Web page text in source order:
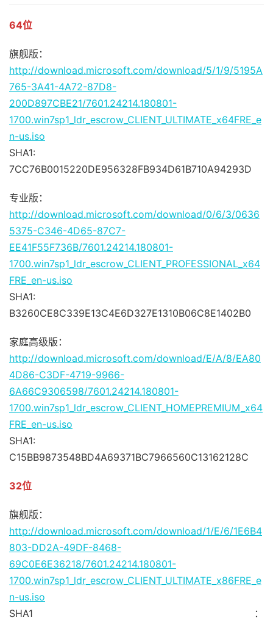
64位
旗舰版：
http://download.microsoft.com/download/5/1/9/5195A
765-3A41-4A72-87D8-
200D897CBE21/7601.24214.180801-
1700.win7sp1_ldr_escrow_CLIENT_ULTIMATE_x64FRE_e
n-us.iso
SHA1:
7CC76B0015220DE956328FB934D61B710A94293D
专业版：
http://download.microsoft.com/download/0/6/3/0636
5375-C346-4D65-87C7-
EE41F55F736B/7601.24214.180801-
1700.win7sp1_ldr_escrow_CLIENT_PROFESSIONAL_x64
FRE_en-us.iso
SHA1:
B3260CE8C339E13C4E6D327E1310B06C8E1402B0
家庭高级版：
http://download.microsoft.com/download/E/A/8/EA80
4D86-C3DF-4719-9966-
6A66C9306598/7601.24214.180801-
1700.win7sp1_ldr_escrow_CLIENT_HOMEPREMIUM_x64
FRE_en-us.iso
SHA1:
C15BB9873548BD4A69371BC7966560C13162128C
32位
旗舰版：
http://download.microsoft.com/download/1/E/6/1E6B4
803-DD2A-49DF-8468-
69C0E6E36218/7601.24214.180801-
1700.win7sp1_ldr_escrow_CLIENT_ULTIMATE_x86FRE_e
n-us.iso
SHA1：